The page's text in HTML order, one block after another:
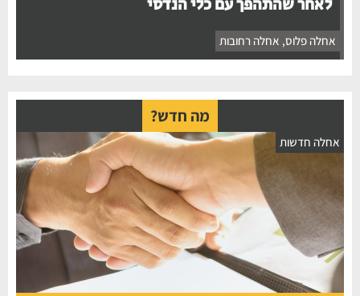
לאחר שהתהפך עם כלי הנדסי
אחלה פלוס ,אחלה רחובות
מה חדש?
חדשות